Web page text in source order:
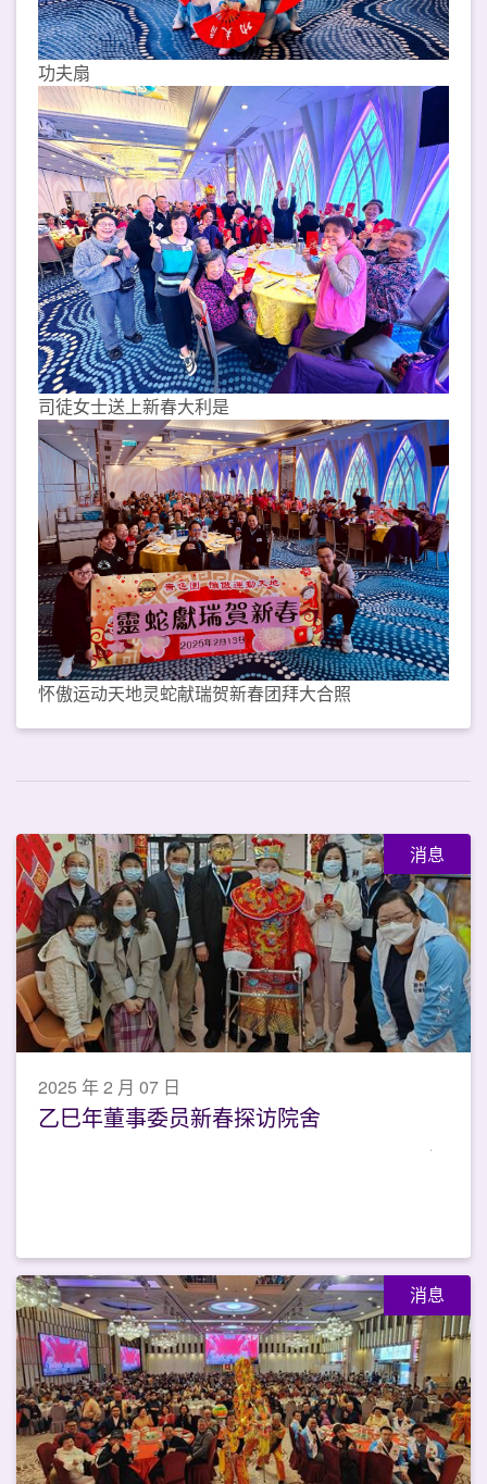
功夫扇
司徒女士送上新春大利是
怀傲运动天地灵蛇献瑞贺新春团拜大合照
消息
2025 年 2 月 07 日
乙巳年董事委员新春探访院舍
消息